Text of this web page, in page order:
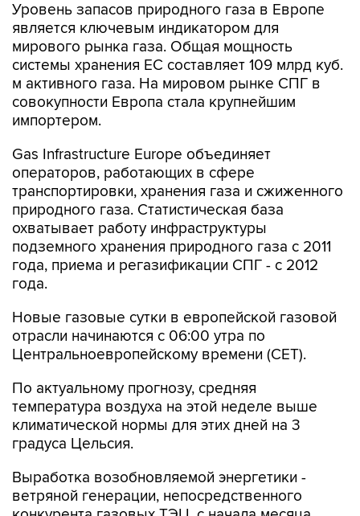
Уровень запасов природного газа в Европе
является ключевым индикатором для
мирового рынка газа. Общая мощность
системы хранения ЕС составляет 109 млрд куб.
м активного газа. На мировом рынке СПГ в
совокупности Европа стала крупнейшим
импортером.
Gas Infrastructure Europe объединяет
операторов, работающих в сфере
транспортировки, хранения газа и сжиженного
природного газа. Статистическая база
охватывает работу инфраструктуры
подземного хранения природного газа с 2011
года, приема и регазификации СПГ - с 2012
года.
Новые газовые сутки в европейской газовой
отрасли начинаются c 06:00 утра по
Центральноевропейскому времени (CET).
По актуальному прогнозу, средняя
температура воздуха на этой неделе выше
климатической нормы для этих дней на 3
градуса Цельсия.
Выработка возобновляемой энергетики -
ветряной генерации, непосредственного